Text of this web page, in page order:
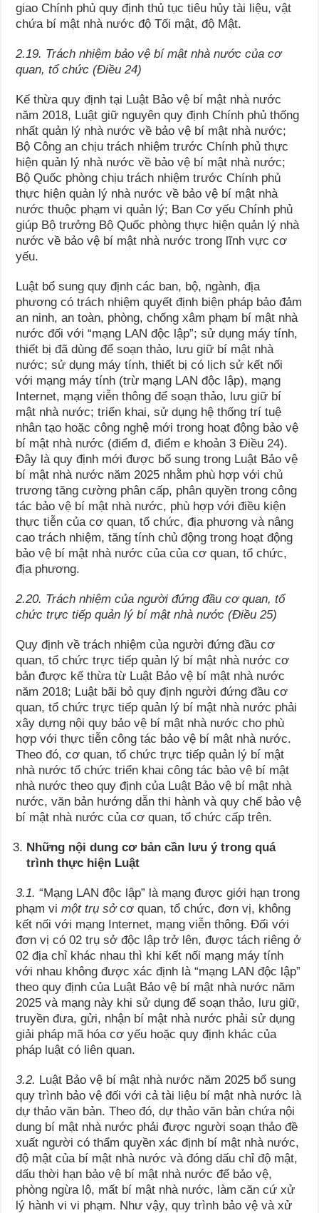
giao Chính phủ quy định thủ tục tiêu hủy tài liệu, vật
chứa bí mật nhà nước độ Tối mật, độ Mật.
2.19. Trách nhiệm bảo vệ bí mật nhà nước của cơ
quan, tổ chức (Điều 24)
Kế thừa quy định tại Luật Bảo vệ bí mật nhà nước
năm 2018, Luật giữ nguyên quy định Chính phủ thống
nhất quản lý nhà nước về bảo vệ bí mật nhà nước;
Bộ Công an chịu trách nhiệm trước Chính phủ thực
hiện quản lý nhà nước về bảo vệ bí mật nhà nước;
Bộ Quốc phòng chịu trách nhiệm trước Chính phủ
thực hiện quản lý nhà nước về bảo vệ bí mật nhà
nước thuộc phạm vi quản lý; Ban Cơ yếu Chính phủ
giúp Bộ trưởng Bộ Quốc phòng thực hiện quản lý nhà
nước về bảo vệ bí mật nhà nước trong lĩnh vực cơ
yếu.
Luật bổ sung quy định các ban, bộ, ngành, địa
phương có trách nhiệm quyết định biện pháp bảo đảm
an ninh, an toàn, phòng, chống xâm phạm bí mật nhà
nước đối với “mạng LAN độc lập”; sử dụng máy tính,
thiết bị đã dùng để soạn thảo, lưu giữ bí mật nhà
nước; sử dụng máy tính, thiết bị có lịch sử kết nối
với mạng máy tính (trừ mạng LAN độc lập), mạng
Internet, mạng viễn thông để soạn thảo, lưu giữ bí
mật nhà nước; triển khai, sử dụng hệ thống trí tuệ
nhân tạo hoặc công nghệ mới trong hoạt động bảo vệ
bí mật nhà nước (điểm đ, điểm e khoản 3 Điều 24).
Đây là quy định mới được bổ sung trong Luật Bảo vệ
bí mật nhà nước năm 2025 nhằm phù hợp với chủ
trương tăng cường phân cấp, phân quyền trong công
tác bảo vệ bí mật nhà nước, phù hợp với điều kiện
thực tiễn của cơ quan, tổ chức, địa phương và nâng
cao trách nhiệm, tăng tính chủ động trong hoạt động
bảo vệ bí mật nhà nước của của cơ quan, tổ chức,
địa phương.
2.20. Trách nhiệm của người đứng đầu cơ quan, tổ
chức trực tiếp quản lý bí mật nhà nước (Điều 25)
Quy định về trách nhiệm của người đứng đầu cơ
quan, tổ chức trực tiếp quản lý bí mật nhà nước cơ
bản được kế thừa từ Luật Bảo vệ bí mật nhà nước
năm 2018; Luật bãi bỏ quy định người đứng đầu cơ
quan, tổ chức trực tiếp quản lý bí mật nhà nước phải
xây dựng nội quy bảo vệ bí mật nhà nước cho phù
hợp với thực tiễn công tác bảo vệ bí mật nhà nước.
Theo đó, cơ quan, tổ chức trực tiếp quản lý bí mật
nhà nước tổ chức triển khai công tác bảo vệ bí mật
nhà nước theo quy định của Luật Bảo vệ bí mật nhà
nước, văn bản hướng dẫn thi hành và quy chế bảo vệ
bí mật nhà nước của cơ quan, tổ chức cấp trên.
Những nội dung cơ bản cần lưu ý trong quá
trình thực hiện Luật
3.1. “Mạng LAN độc lập” là mạng được giới hạn trong
phạm vimột trụ sởcơ quan, tổ chức, đơn vị, không
kết nối với mạng Internet, mạng viễn thông. Đối với
đơn vị có 02 trụ sở độc lập trở lên, được tách riêng ở
02 địa chỉ khác nhau thì khi kết nối mạng máy tính
với nhau không được xác định là “mạng LAN độc lập”
theo quy định của Luật Bảo vệ bí mật nhà nước năm
2025 và mạng này khi sử dụng để soạn thảo, lưu giữ,
truyền đưa, gửi, nhận bí mật nhà nước phải sử dụng
giải pháp mã hóa cơ yếu hoặc quy định khác của
pháp luật có liên quan.
3.2. Luật Bảo vệ bí mật nhà nước năm 2025 bổ sung
quy trình bảo vệ đối với cả tài liệu bí mật nhà nước là
dự thảo văn bản. Theo đó, dự thảo văn bản chứa nội
dung bí mật nhà nước phải được người soạn thảo đề
xuất người có thẩm quyền xác định bí mật nhà nước,
độ mật của bí mật nhà nước và đóng dấu chỉ độ mật,
dấu thời hạn bảo vệ bí mật nhà nước để bảo vệ,
phòng ngừa lộ, mất bí mật nhà nước, làm căn cứ xử
lý hành vi vi phạm. Như vậy, quy trình bảo vệ và xử